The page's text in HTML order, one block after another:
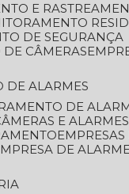
E
DE SEGURANÇA
DE CÂMERAS
DE ALARMES
DE
E ALARMES
EMPRESA DE